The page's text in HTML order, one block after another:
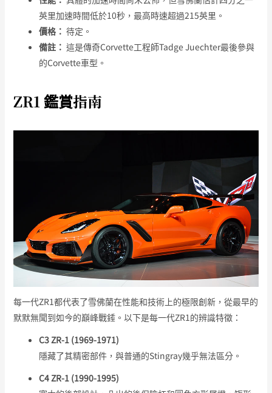
英里加速時間低於10秒，最高時速超過215英里。
價格： 待定。
備註： 這是傳奇Corvette工程師Tadge Juechter最後參與
的Corvette車型。
ZR1 鑑賞指南
每一代ZR1都代表了雪佛蘭在性能和技術上的極限創新，從最早的
默默無聞到如今的巔峰戰錘。以下是每一代ZR1的辨識特徵：
C3 ZR-1 (1969-1971)
隱藏了其精密部件，與普通的Stingray幾乎無法區分。
C4 ZR-1 (1990-1995)